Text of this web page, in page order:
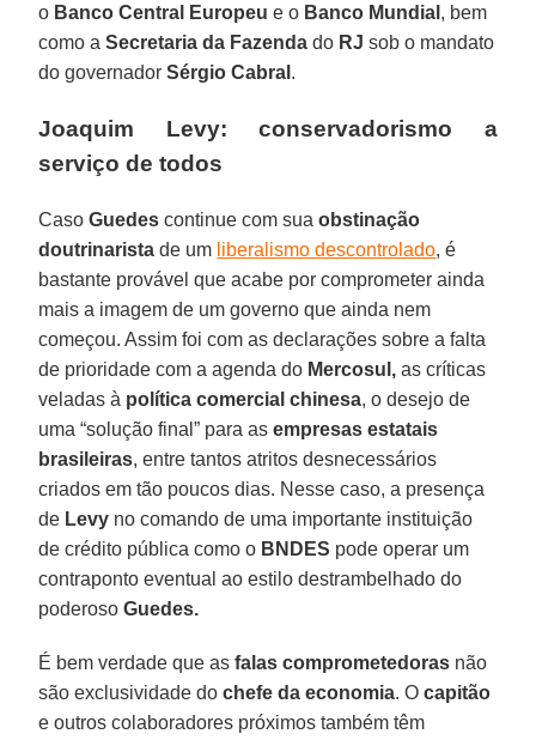
o Banco Central Europeu e o Banco Mundial , bem
como aSecretaria da Fazenda do RJ sob o mandato
do governadorSérgio Cabral .
Joaquim Levy: conservadorismo a
serviço de todos
CasoGuedes continue com suaobstinação
doutrinarista de um liberalismo descontrolado, é
bastante provável que acabe por comprometer ainda
mais a imagem de um governo que ainda nem
começou. Assim foi com as declarações sobre a falta
de prioridade com a agenda do Mercosul, as críticas
veladas à política comercial chinesa, o desejo de
uma “solução final” para asempresas estatais
brasileiras, entre tantos atritos desnecessários
criados em tão poucos dias. Nesse caso, a presença
de Levy no comando de uma importante instituição
de crédito pública como o BNDES pode operar um
contraponto eventual ao estilo destrambelhado do
poderosoGuedes.
É bem verdade que asfalas comprometedoras não
são exclusividade dochefe da economia. Ocapitão
e outros colaboradores próximos também têm